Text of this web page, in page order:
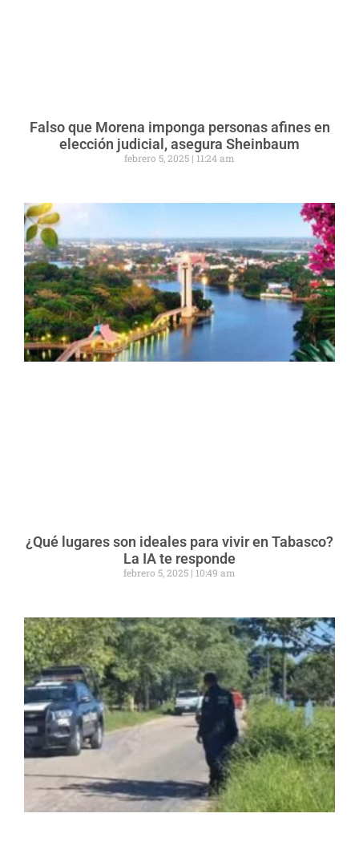
Falso que Morena imponga personas afines en
elección judicial, asegura Sheinbaum
febrero 5, 2025 11:24 am
¿Qué lugares son ideales para vivir en Tabasco?
La IA te responde
febrero 5, 2025 10:49 am